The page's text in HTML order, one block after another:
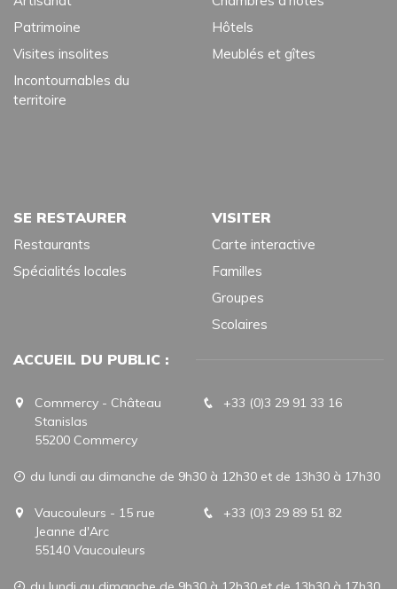
Patrimoine
Visites insolites
Incontournables du
territoire
Hôtels
Meublés et gîtes
SE RESTAURER
Restaurants
Spécialités locales
VISITER
Carte interactive
Familles
Groupes
Scolaires
ACCUEIL DU PUBLIC :
Commercy - Château
Stanislas
55200 Commercy
+33 (0)3 29 91 33 16
du lundi au dimanche de 9h30 à 12h30 et de 13h30 à 17h30
Vaucouleurs - 15 rue
Jeanne d'Arc
55140 Vaucouleurs
+33 (0)3 29 89 51 82